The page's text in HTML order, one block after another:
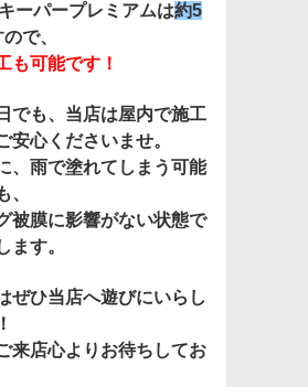
ーパープレミアムは約5
で、
も可能です！
でも、当店は屋内で施工
安心くださいませ。
、雨で塗れてしまう可能
、
被膜に影響がない状態で
ます。
ぜひ当店へ遊びにいらし
来店心よりお待ちしてお